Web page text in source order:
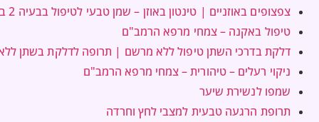
צפצופים באוזניים | טינטון באוזן – שמן טבעי לטיפול בבעיה 2 בקבוקים במחיר אחד
טיפול באקנה – צמחי מרפא הרמב"ם
דלקת בדרכי השתן טיפול ללא מרשם | תרופה לדלקת בשתן
ניקוי רעלים – טיהורית – צמחי מרפא הרמב"ם
שמפו לנשירת שיער
תרופת הרגעה טבעית למצבי לחץ וחרדה